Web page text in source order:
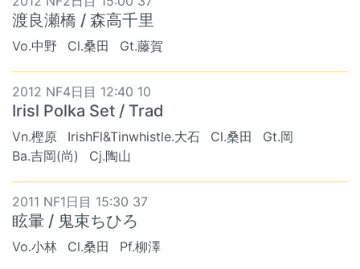
渡良瀬橋 / 森高千里
Vo.中野 Cl.桑田 Gt.藤賀
2012 NF4日目 12:40 10
Irisl Polka Set / Trad
Vn.樫原 IrishFl&Tinwhistle.大石 Cl.桑田
Gt.岡
Ba.吉岡(尚)
Cj.陶山
2011 NF1日目 15:30 37
眩暈 / 鬼束ちひろ
Vo.小林 Cl.桑田 Pf.柳澤